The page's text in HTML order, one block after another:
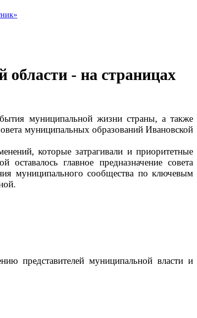
- на страницах
муниципальной жизни страны, а также
муниципальных образований Ивановской
которые затрагивали и приоритетные
оставалось главное предназначение совета
муниципального сообщества по ключевым
представителей муниципальной власти и